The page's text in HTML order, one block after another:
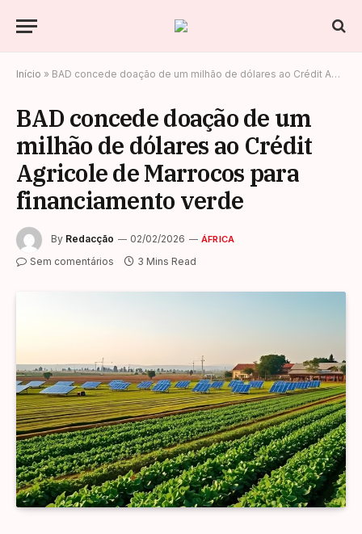
Início » BAD concede doação de um milhão de dólares ao Crédit Agricole de Marrocos para financiamento verde
BAD concede doação de um
milhão de dólares ao Crédit
Agricole de Marrocos para
financiamento verde
By Redacção 02/02/2026 ÁFRICA
Sem comentários 3 Mins Read